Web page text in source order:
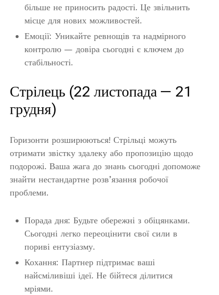
більше не приносить радості. Це звільнить
місце для нових можливостей.
Емоції: Уникайте ревнощів та надмірного
контролю — довіра сьогодні є ключем до
стабільності.
Стрілець (22 листопада — 21
грудня)
Горизонти розширюються! Стрільці можуть
отримати звістку здалеку або пропозицію щодо
подорожі. Ваша жага до знань сьогодні допоможе
знайти нестандартне розв’язання робочої
проблеми.
Порада дня: Будьте обережні з обіцянками.
Сьогодні легко переоцінити свої сили в
пориві ентузіазму.
Кохання: Партнер підтримає ваші
найсміливіші ідеї. Не бійтеся ділитися
мріями.